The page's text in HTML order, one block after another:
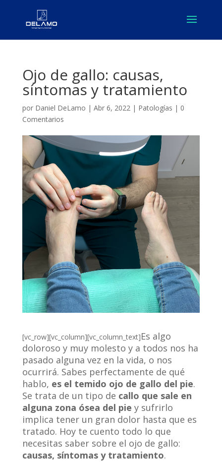
Ojo de gallo: causas,
síntomas y tratamiento
por Daniel DeLamo | Abr 6, 2022| Patologías | 0
Comentarios
[vc_row][vc_column][vc_column_text]Es algo
doloroso y muy molesto y a todos nos ha
pasado alguna vez en la vida, o nos
ocurrirá. Sabes perfectamente de qué
hablo, es el temido ojo de gallo del pie.
Se trata de un tipo de callo que sale en
alguna zona ósea del pie y sufrirlo
implica tener un gran dolor hasta que es
tratado. Hoy te cuento todo lo que
necesitas saber sobre el ojo de gallo:
causas, síntomas y tratamiento.